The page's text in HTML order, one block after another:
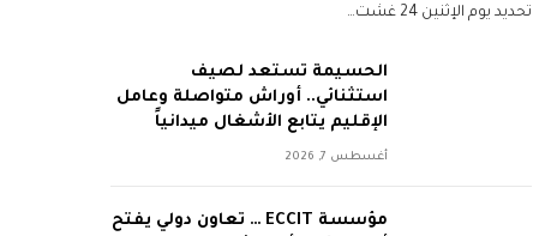
تحديد يوم الإثنين 24 غشت…
الحسيمة تستعد لصيف
استثنائي.. أوراش متواصلة وعامل
الإقليم يتابع الأشغال ميدانياً
أغسطس 7, 2026
مؤسسة ECCIT … تعاون دولي يفتح